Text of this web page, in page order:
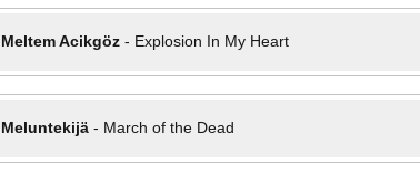
Meltem Acikgöz- Explosion In My Heart
Meluntekijä- March of the Dead